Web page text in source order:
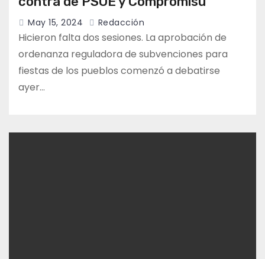
May 15, 2024 Redacción
Hicieron falta dos sesiones. La aprobación de
ordenanza reguladora de subvenciones para
fiestas de los pueblos comenzó a debatirse
ayer…